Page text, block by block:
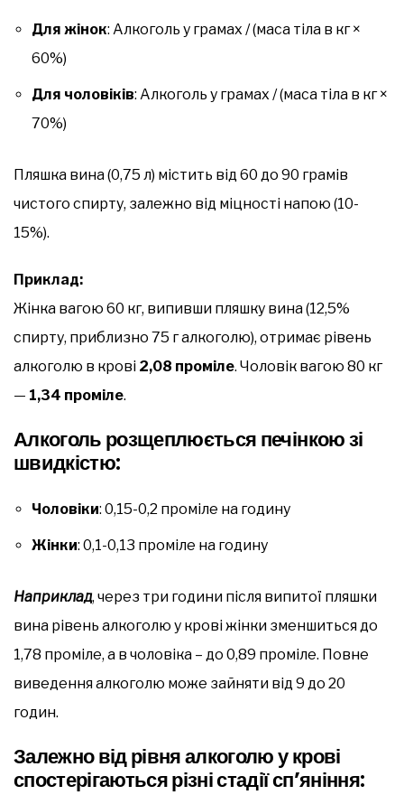
Для жінок: Алкоголь у грамах / (маса тіла в кг ×
60%)
Для чоловіків: Алкоголь у грамах / (маса тіла в кг ×
70%)
Пляшка вина (0,75 л) містить від 60 до 90 грамів
чистого спирту, залежно від міцності напою (10-
15%).
Приклад:
Жінка вагою 60 кг, випивши пляшку вина (12,5%
спирту, приблизно 75 г алкоголю), отримає рівень
алкоголю в крові 2,08 проміле. Чоловік вагою 80 кг
— 1,34 проміле.
Алкоголь розщеплюється печінкою зі
швидкістю:
Чоловіки: 0,15-0,2 проміле на годину
Жінки: 0,1-0,13 проміле на годину
Наприклад, через три години після випитої пляшки
вина рівень алкоголю у крові жінки зменшиться до
1,78 проміле, а в чоловіка – до 0,89 проміле. Повне
виведення алкоголю може зайняти від 9 до 20
годин.
Залежно від рівня алкоголю у крові
спостерігаються різні стадії сп’яніння: